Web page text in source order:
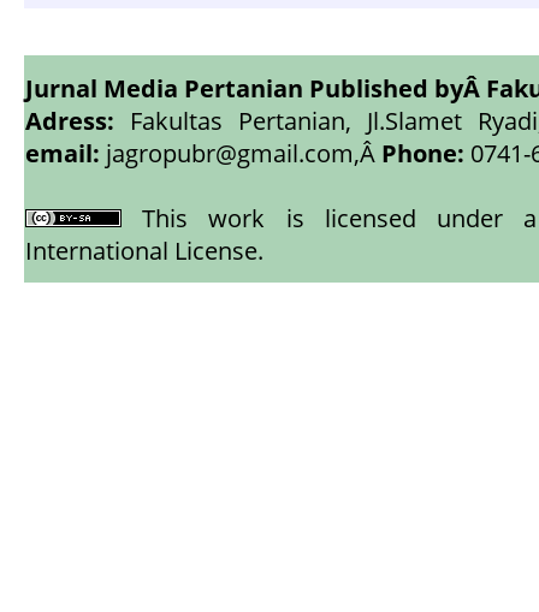
Jurnal Media Pertanian Published byÂ
Adress: Fakultas Pertanian, Jl.Slamet
email: jagropubr@gmail.com,Â Phone: 0741-
This work is licensed under
International License.